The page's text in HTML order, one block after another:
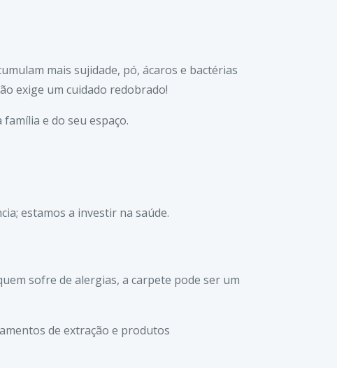
mais sujidade, pó, ácaros e bactérias
exige um cuidado redobrado!
e do seu espaço.
estamos a investir na saúde.
sofre de alergias, a carpete pode ser um
de extração e produtos